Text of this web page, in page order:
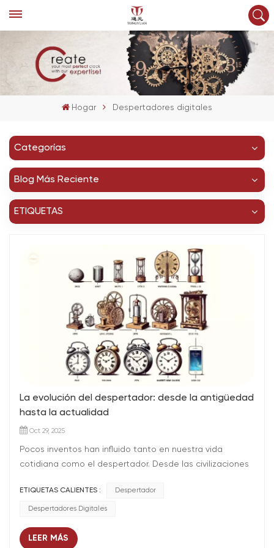
Hogar Despertadores digitales
Categorías
Blog Más Reciente
ETIQUETAS
La evolución del despertador: desde la antigüedad
hasta la actualidad
Oct 29, 2025
Pocos inventos han influido tanto en nuestra vida
cotidiana como el despertador. Desde las civilizaciones
dispositivos inteligentes actuales que se sincronizan con
nuestra vida digital, la historia del despertador es un
relación con el tiempo. En Relojes TongyuanDiseñamos
ETIQUETAS CALIENTES : Despertador
Despertadores Digitales
LEER MÁS